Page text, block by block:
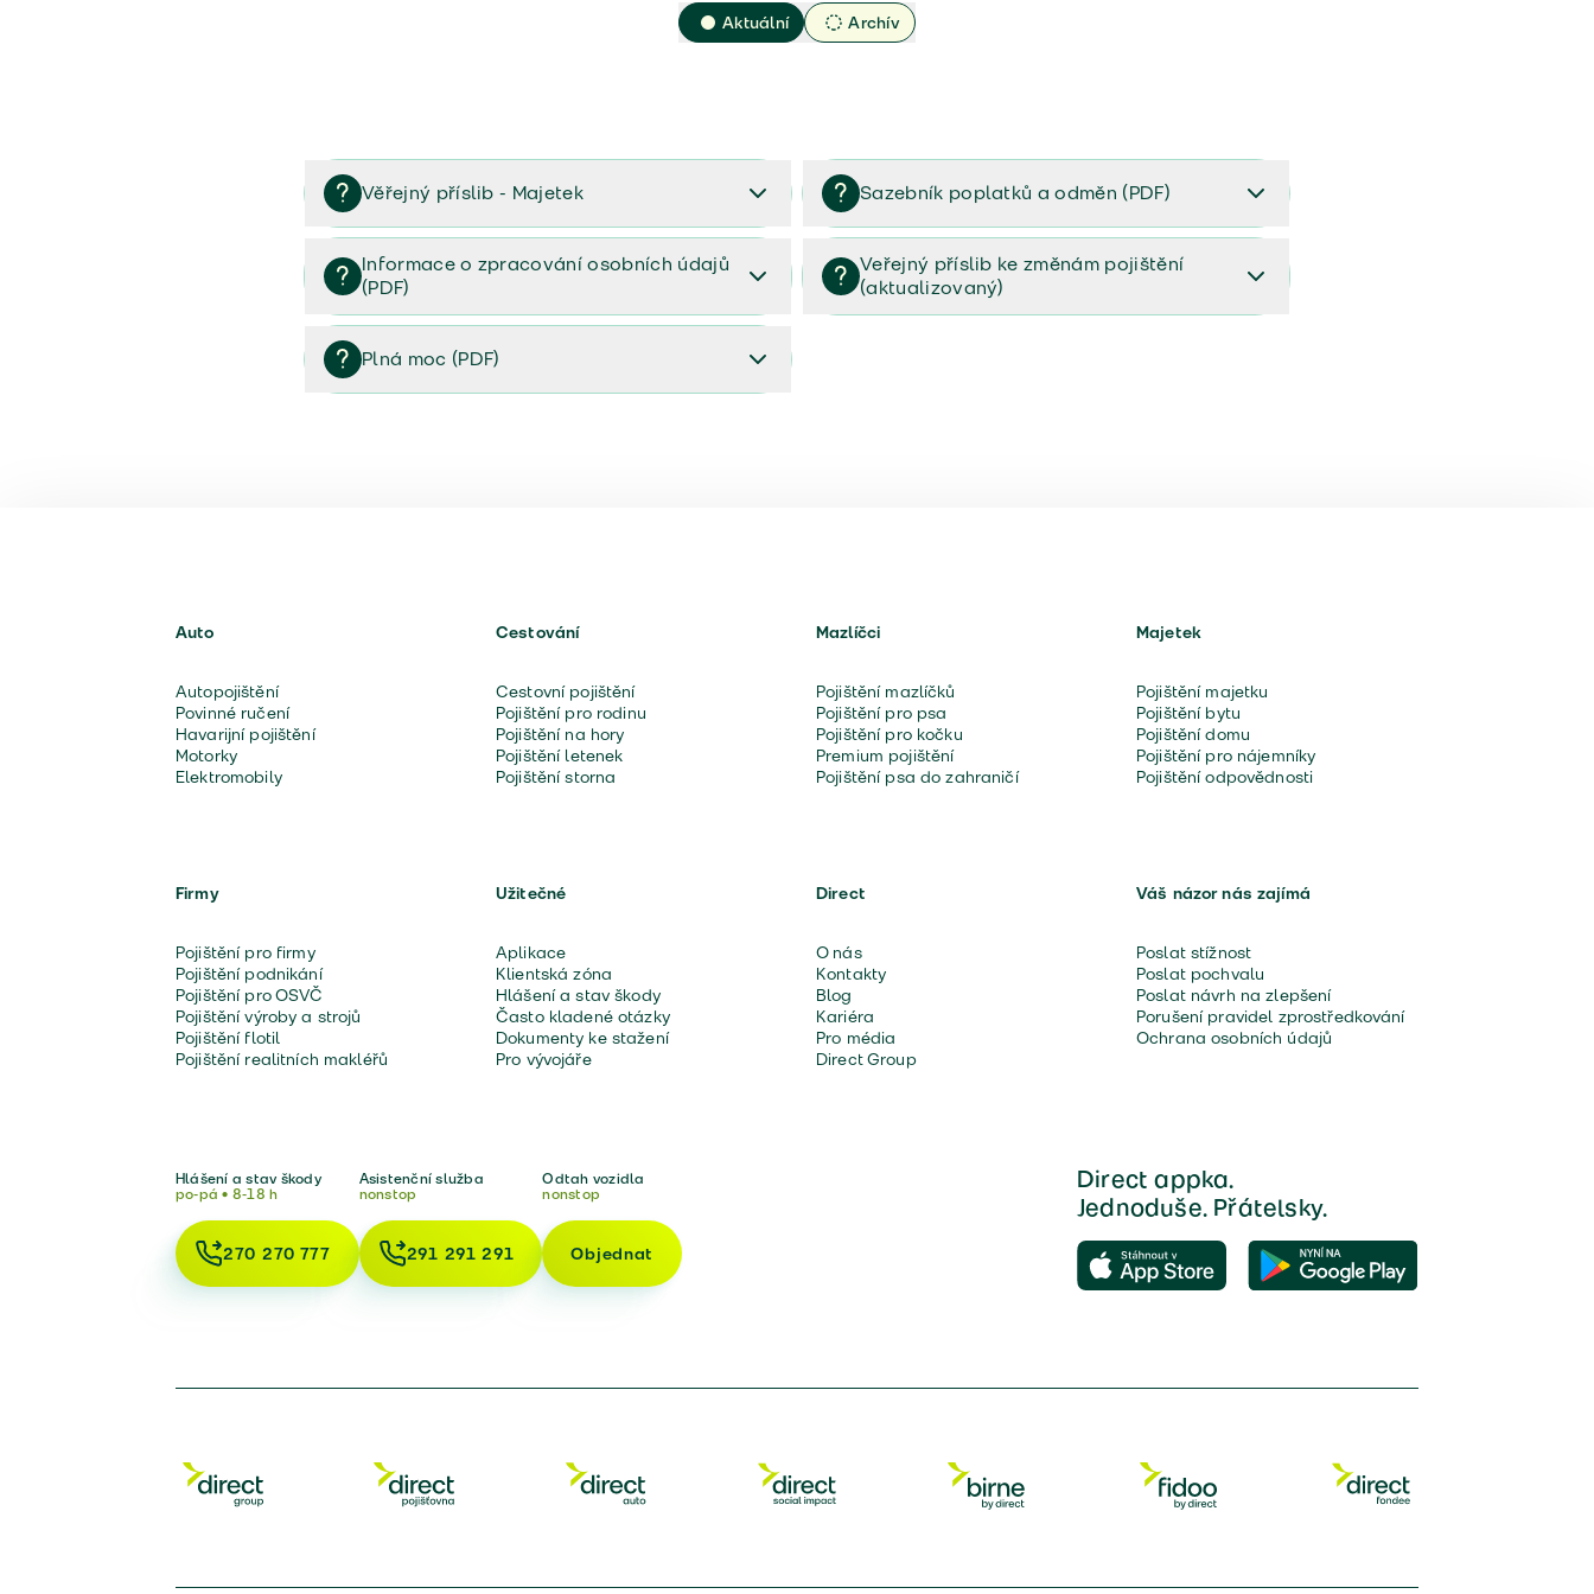
Aktuální Archív
Věřejný příslib - Majetek
Věřejný příslib majetek 2023
Sazebník poplatků a odměn (PDF)
Sazebník poplatků a odměn (PDF)
Informace o zpracování osobních údajů
(PDF)
Informace o zpracování osobních údajů (PDF)
Veřejný příslib ke změnám pojištění
(aktualizovaný)
Plná moc (PDF)
Auto
Autopojištění
Povinné ručení
Havarijní pojištění
Motorky
Elektromobily
Cestování
Cestovní pojištění
Pojištění pro rodinu
Pojištění na hory
Pojištění letenek
Pojištění storna
Mazlíčci
Pojištění mazlíčků
Pojištění pro psa
Pojištění pro kočku
Premium pojištění
Pojištění psa do zahraničí
Majetek
Pojištění majetku
Pojištění bytu
Pojištění domu
Pojištění pro nájemníky
Pojištění odpovědnosti
Firmy
Pojištění pro firmy
Pojištění podnikání
Pojištění pro OSVČ
Pojištění výroby a strojů
Pojištění flotil
Pojištění realitních makléřů
Užitečné
Aplikace
Klientská zóna
Hlášení a stav škody
Často kladené otázky
Dokumenty ke stažení
Pro vývojáře
Direct
O nás
Kontakty
Blog
Kariéra
Pro média
Direct Group
Váš názor nás zajímá
Poslat stížnost
Poslat pochvalu
Poslat návrh na zlepšení
Porušení pravidel zprostředkování
Ochrana osobních údajů
Hlášení a stav škody
po-pá • 8-18 h
270 270 777
Asistenční služba
nonstop
291 291 291
Odtah vozidla
nonstop
Objednat
Direct appka.
Jednoduše. Přátelsky.